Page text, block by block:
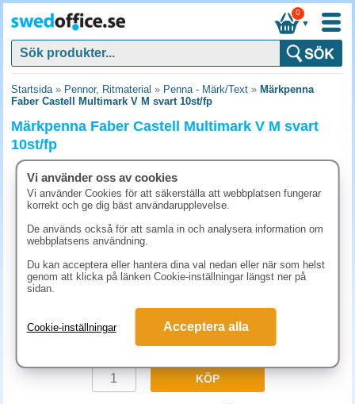
▼
0
Startsida» Pennor, Ritmaterial » Penna - Märk/Text » Märkpenna
Faber Castell Multimark V M svart 10st/fp
Märkpenna Faber Castell Multimark V M svart
10st/fp
152.50 kr (inkl. moms)
KÖP
Vi använder oss av cookies
Vi använder Cookies för att säkerställa att webbplatsen fungerar
korrekt och ge dig bäst användarupplevelse.
De används också för att samla in och analysera information om
webbplatsens användning.
Du kan acceptera eller hantera dina val nedan eller när som helst
genom att klicka på länken Cookie-inställningar längst ner på
sidan.
Cookie-inställningar Acceptera alla